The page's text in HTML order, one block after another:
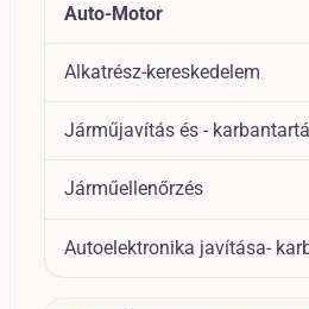
Auto-Motor
Alkatrész-kereskedelem
Járműjavítás és -
Járműellenőrzés
Autoelektronika javítása-